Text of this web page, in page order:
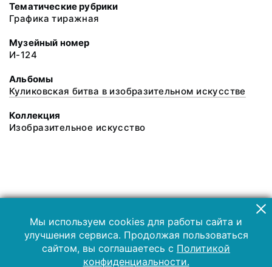
Тематические рубрики
Графика тиражная
Музейный номер
И-124
Альбомы
Куликовская битва в изобразительном искусстве
Коллекция
Изобразительное искусство
Мы используем cookies для работы сайта и
улучшения сервиса. Продолжая пользоваться
сайтом, вы соглашаетесь с Политикой
конфиденциальности.